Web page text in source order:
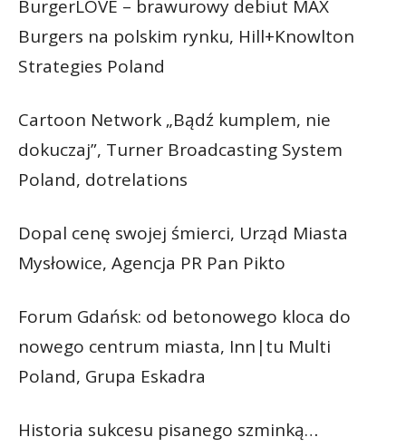
BurgerLOVE – brawurowy debiut MAX
Burgers na polskim rynku, Hill+Knowlton
Strategies Poland
Cartoon Network „Bądź kumplem, nie
dokuczaj”, Turner Broadcasting System
Poland, dotrelations
Dopal cenę swojej śmierci, Urząd Miasta
Mysłowice, Agencja PR Pan Pikto
Forum Gdańsk: od betonowego kloca do
nowego centrum miasta, Inn|tu Multi
Poland, Grupa Eskadra
Historia sukcesu pisanego szminką…